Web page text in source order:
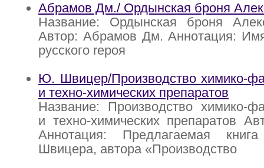
Абрамов Дм./ Ордынская броня
Название: Ордынская броня
Автор: Абрамов Дм. Аннотация:
русского rероя
Ю. Швицер/Производство химико-
и техно-химических препаратов
Название: Производство химико-
и техно-химических препаратов
Аннотация: Предлагаемая
Швицера, автора «Производство